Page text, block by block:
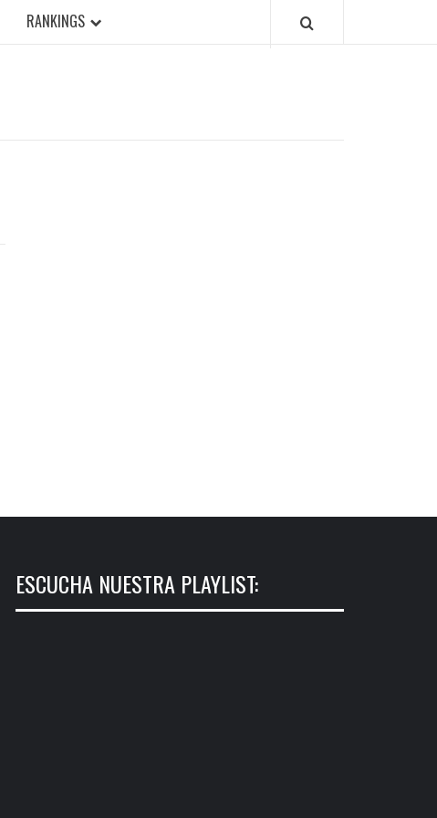
RANKINGS
ESCUCHA NUESTRA PLAYLIST: